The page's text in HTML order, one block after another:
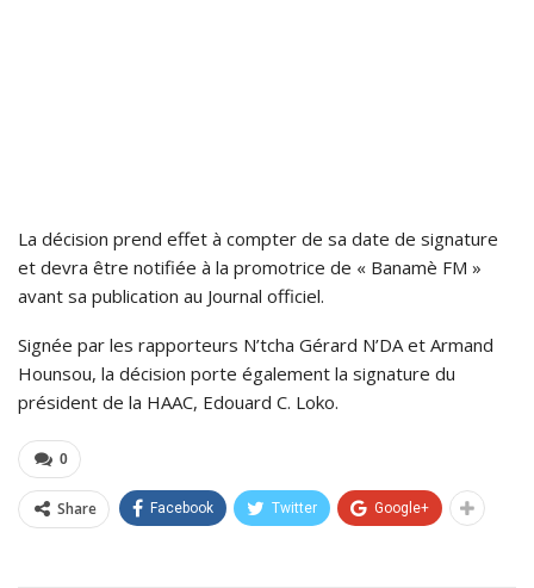
La décision prend effet à compter de sa date de signature
et devra être notifiée à la promotrice de « Banamè FM »
avant sa publication au Journal officiel.
Signée par les rapporteurs N’tcha Gérard N’DA et Armand
Hounsou, la décision porte également la signature du
président de la HAAC, Edouard C. Loko.
0
Share Facebook Twitter Google+